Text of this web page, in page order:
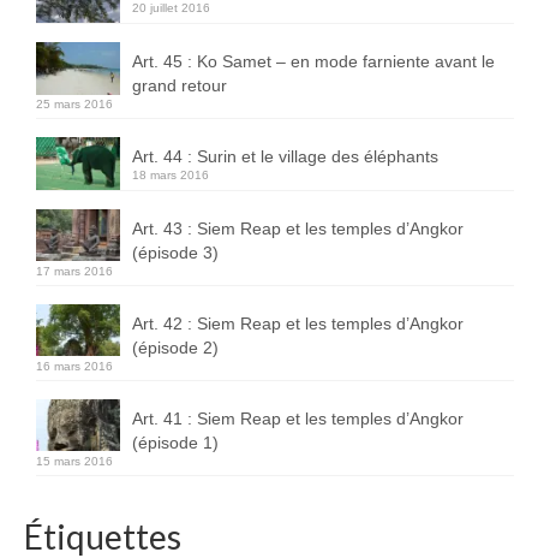
20 juillet 2016
Art. 45 : Ko Samet – en mode farniente avant le
grand retour
25 mars 2016
Art. 44 : Surin et le village des éléphants
18 mars 2016
Art. 43 : Siem Reap et les temples d’Angkor
(épisode 3)
17 mars 2016
Art. 42 : Siem Reap et les temples d’Angkor
(épisode 2)
16 mars 2016
Art. 41 : Siem Reap et les temples d’Angkor
(épisode 1)
15 mars 2016
Étiquettes